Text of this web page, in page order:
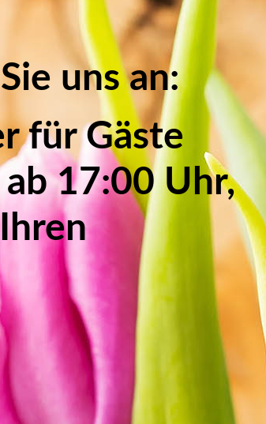
uns an:
für Gäste
17:00 Uhr,